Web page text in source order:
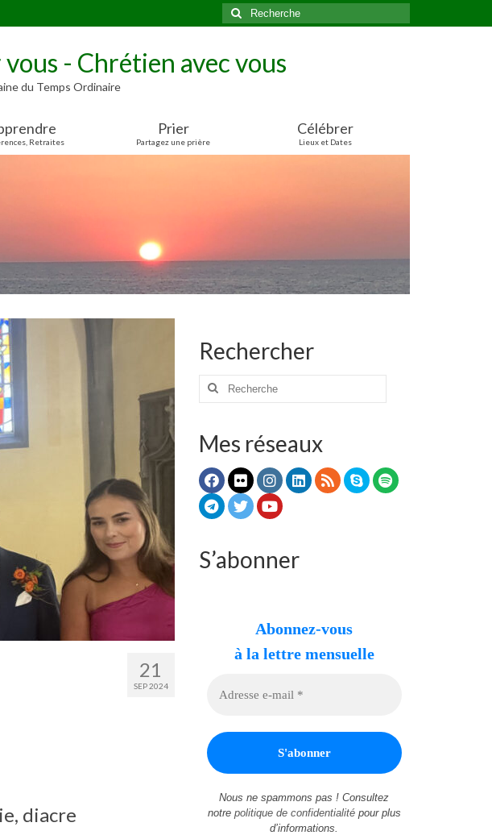
Rechercher
:
- Chrétien avec vous
du Temps Ordinaire
Retraites
Prier
Partagez une prière
Célébrer
Lieux et Dates
21
SEP 2024
diacre
Rechercher
Rechercher
Mes réseaux
S’abonner
Abonnez-vous
à la lettre mensuelle
Nous ne spammons pas ! Consultez
notre politique de confidentialitépour plus
d’informations.